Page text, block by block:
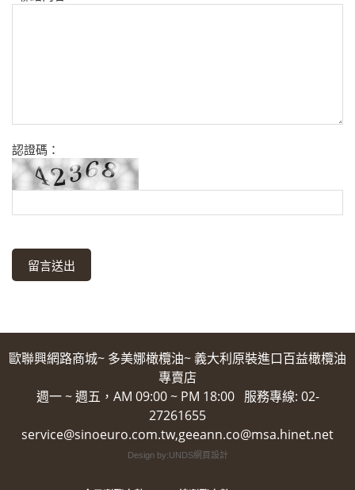
認證碼：
歐聯興網路商城~ 多美娜橄欖油~ 義大利原裝進口百益橄欖油
專賣店
週一 ~ 週五，AM 09:00 ~ PM 18:00 服務專線: 02-
27261655
service@sinoeuro.com.tw,geeann.co@msa.hinet.net
Design by:UNDS網頁設計